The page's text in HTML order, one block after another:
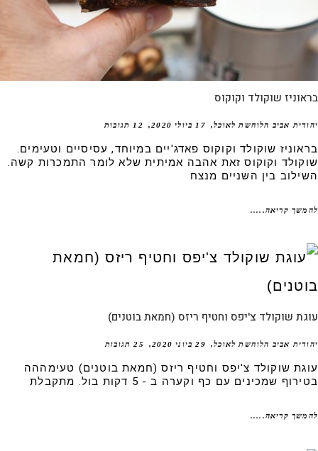
שוקולד וקוקוס
אביב הלוחשת לאוכל 17 ביולי 2020 12 תגובות
שוקולד וקוקוס פאדג'יים במיוחד, עסיסיים וטעימים.
וקוקוס זאת אהבה אמיתית שלא לומר התמכרות קשה.
בין השניים מנצח
קריאה.....
שוקולד צ'יפס וחטיף ריזס (חמאת בוטנים)
אביב הלוחשת לאוכל 29 ביוני 2020 25 תגובות
שוקולד צ'יפס וחטיף ריזס (חמאת בוטנים) טעימההה
שמכינים עם כף וקערה ב - 5 דקות בול. מתקבלת
קריאה.....